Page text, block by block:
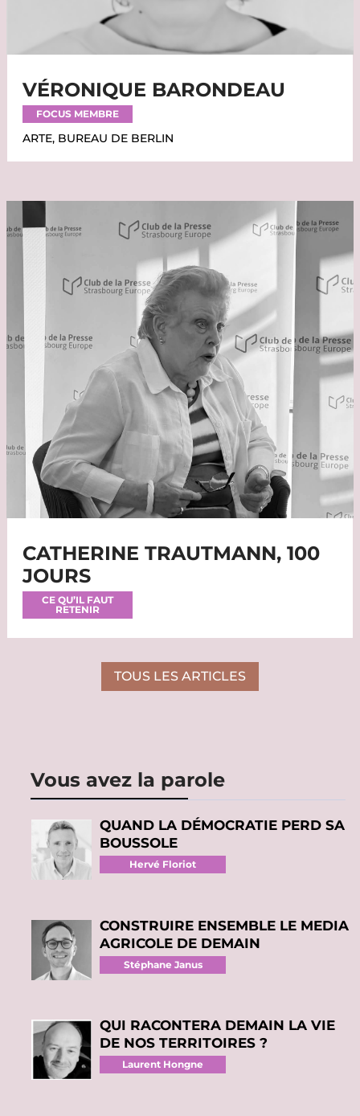
VÉRONIQUE BARONDEAU
FOCUS MEMBRE
ARTE, BUREAU DE BERLIN
CATHERINE TRAUTMANN, 100
JOURS
CE QU’IL FAUT
RETENIR
TOUS LES ARTICLES
Vous avez la parole
QUAND LA DÉMOCRATIE PERD SA
BOUSSOLE
Hervé Floriot
CONSTRUIRE ENSEMBLE LE MEDIA
AGRICOLE DE DEMAIN
Stéphane Janus
QUI RACONTERA DEMAIN LA VIE
DE NOS TERRITOIRES ?
Laurent Hongne